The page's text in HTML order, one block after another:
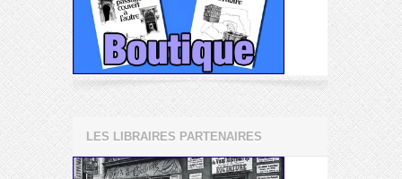
LES LIBRAIRES PARTENAIRES